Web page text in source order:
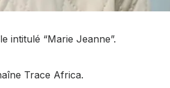
intitulé “Marie Jeanne”.
Trace Africa.